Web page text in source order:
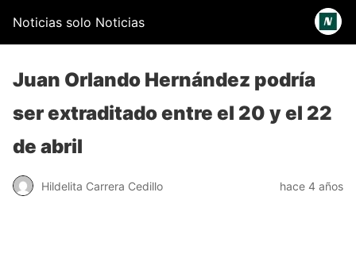
Noticias solo Noticias
Juan Orlando Hernández podría
ser extraditado entre el 20 y el 22
de abril
Hildelita Carrera Cedillo hace 4 años